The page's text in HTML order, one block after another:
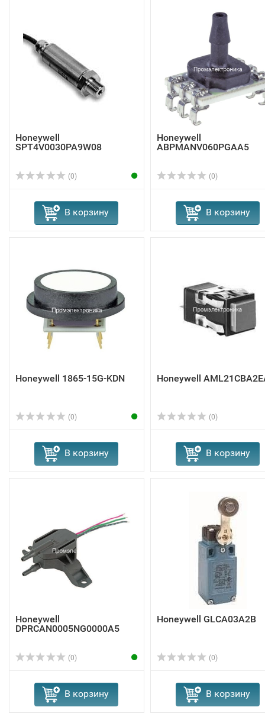
Honeywell
SPT4V0030PA9W08
(0)
В корзину
Honeywell
ABPMANV060PGAA5
(0)
В корзину
Honeywell 1865-15G-KDN
(0)
В корзину
Honeywell
(0)
В корзину
Honeywell
DPRCAN0005NG0000A5
(0)
В корзину
Honeywell GLCA03A2B
(0)
В корзину